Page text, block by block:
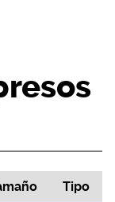
Tipo